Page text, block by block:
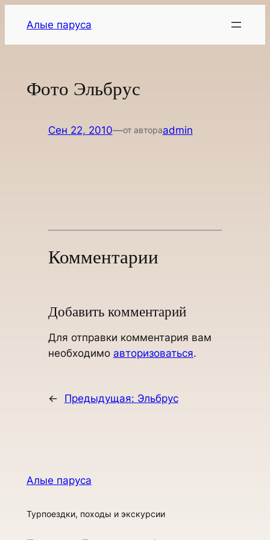
содержимому
Алые паруса
Фото Эльбрус
Сен 22, 2010—от автораadmin
Комментарии
Добавить комментарий
Для отправки комментария вам
необходимо авторизоваться.
← Предыдущая: Эльбрус
Алые паруса
Турпоездки, походы и экскурсии